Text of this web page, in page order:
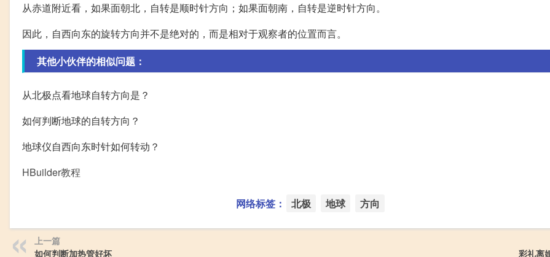
从赤道附近看，如果面朝北，自转是顺时针方向；如果面朝南，自转是逆时针方向。
因此，自西向东的旋转方向并不是绝对的，而是相对于观察者的位置而言。
其他小伙伴的相似问题：
从北极点看地球自转方向是？
如何判断地球的自转方向？
地球仪自西向东时针如何转动？
HBuilder教程
网络标签： 北极 地球 方向
上一篇
如何判断加热管好坏
彩礼离